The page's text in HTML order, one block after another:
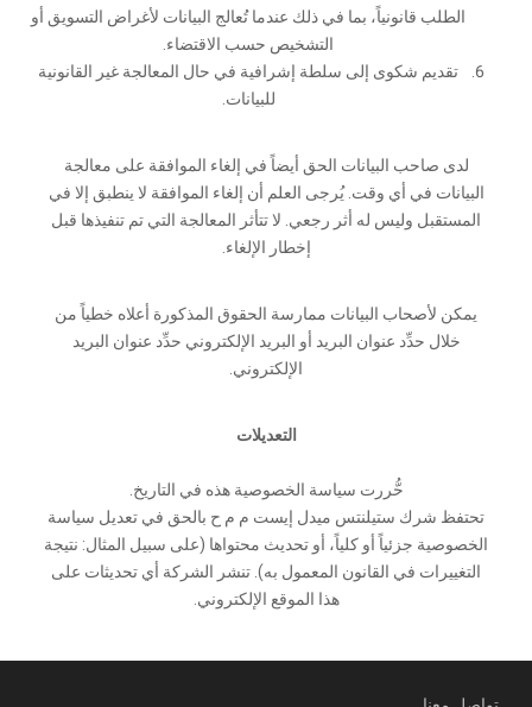
الطلب قانونياً، بما في ذلك عندما تُعالج البيانات لأغراض التسويق أو
التشخيص حسب الاقتضاء.
تقديم شكوى إلى سلطة إشرافية في حال المعالجة غير القانونية
للبيانات.
لدى صاحب البيانات الحق أيضاً في إلغاء الموافقة على معالجة
البيانات في أي وقت. يُرجى العلم أن إلغاء الموافقة لا ينطبق إلا في
المستقبل وليس له أثر رجعي. لا تتأثر المعالجة التي تم تنفيذها قبل
إخطار الإلغاء.
يمكن لأصحاب البيانات ممارسة الحقوق المذكورة أعلاه خطياً من
خلال حدِّد عنوان البريد أو البريد الإلكتروني حدِّد عنوان البريد
الإلكتروني.
التعديلات
حُّررت سياسة الخصوصية هذه في التاريخ.
تحتفظ شرك ستيلنتس ميدل إيست م م ح بالحق في تعديل سياسة
الخصوصية جزئياً أو كلياً، أو تحديث محتواها (على سبيل المثال: نتيجة
التغييرات في القانون المعمول به). تنشر الشركة أي تحديثات على
هذا الموقع الإلكتروني.